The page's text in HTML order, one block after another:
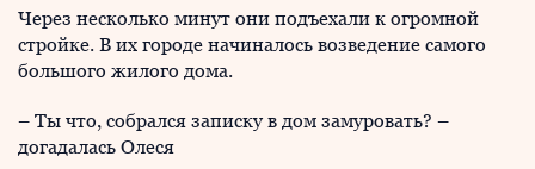
Через несколько минут они подъехали к огромной
стройке. В их городе начиналось возведение самого
большого жилого дома.
– Ты что, собрался записку в дом замуровать? –
догадалась Олеся